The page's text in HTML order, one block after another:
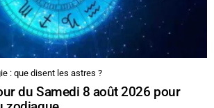
: que disent les astres ?
du Samedi 8 août 2026 pour